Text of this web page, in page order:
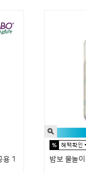
용 1
밤보 물놀